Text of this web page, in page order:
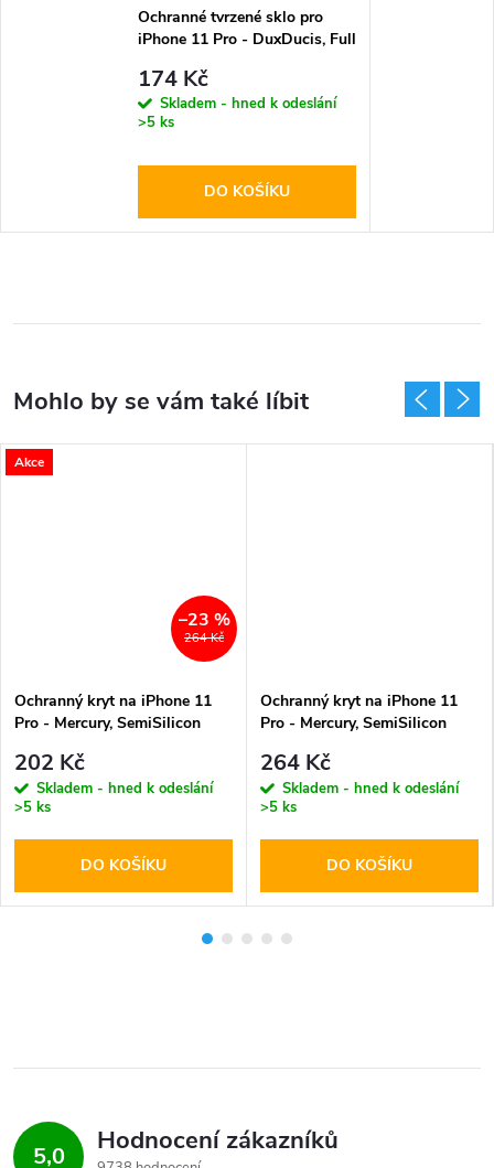
Ochranné tvrzené sklo pro
iPhone 11 Pro - DuxDucis, Full
174 Kč
Skladem - hned k odeslání
>5 ks
DO KOŠÍKU
Akce
264 Kč
–23 %
Ochranný kryt na iPhone 11
Pro - Mercury, SemiSilicon
202 Kč
Skladem - hned k odeslání
>5 ks
DO KOŠÍKU
Ochranný kryt na iPhone 11
Pro - Mercury, SemiSilicon
264 Kč
Skladem - hned k odeslání
>5 ks
DO KOŠÍKU
5,0 Hodnocení zákazníků